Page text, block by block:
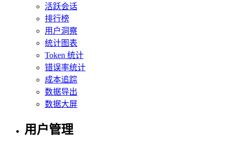
活跃会话
排行榜
用户洞察
统计图表
Token 统计
错误率统计
成本追踪
数据导出
数据大屏
用户管理